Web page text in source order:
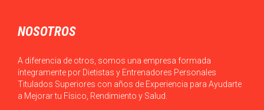
NOSOTROS
A diferencia de otros, somos una empresa formada
íntegramente por Dietistas y Entrenadores Personales
Titulados Superiores con años de Experiencia para Ayudarte
a Mejorar tu Físico, Rendimiento y Salud.